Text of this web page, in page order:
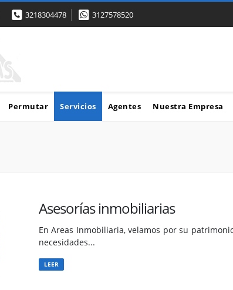
3218304478 3127578520
Permutar Servicios Agentes Nuestra Empresa
Asesorías inmobiliarias
En Areas Inmobiliaria, velamos por su
necesidades...
LEER